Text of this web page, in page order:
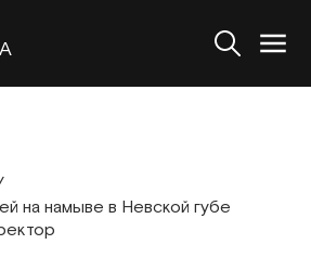
на намыве в Невской губе